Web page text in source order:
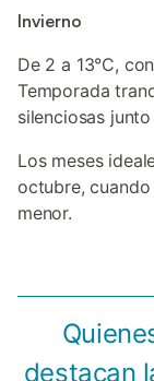
Invierno
De 2 a 13°C,
Temporada
silenciosas
Los meses
octubre,
menor.
destacan